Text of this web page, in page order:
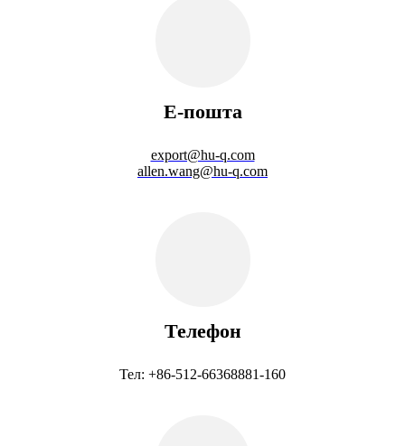
Е-пошта
export@hu-q.com
allen.wang@hu-q.com
Телефон
Тел: +86-512-66368881-160